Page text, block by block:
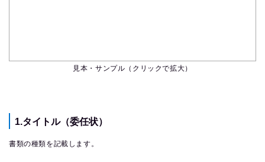
見本・サンプル（クリックで拡大）
1.タイトル（委任状）
書類の種類を記載します。